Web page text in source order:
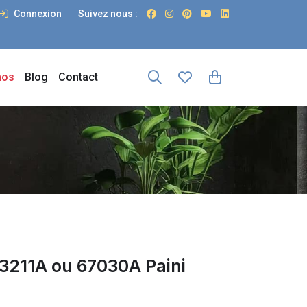
Connexion Suivez nous :
Blog Contact
ou 67030A Paini